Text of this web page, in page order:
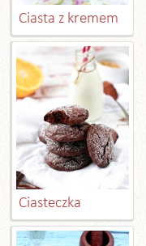
Ciasta z kremem
Ciasteczka